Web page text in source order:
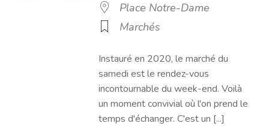
Place Notre-Dame
Marchés
Instauré en 2020, le marché du
samedi est le rendez-vous
incontournable du week-end. Voilà
un moment convivial où l'on prend le
temps d'échanger. C'est un [...]